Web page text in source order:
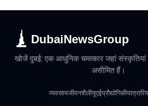
DubaiNewsGroup
खोजें दुबई: एक आधुनिक चमत्कार जहां
असीमित हैं।
व्यवसायजीवनशैलीयूएईप्रौद्योगिकीयात्रा